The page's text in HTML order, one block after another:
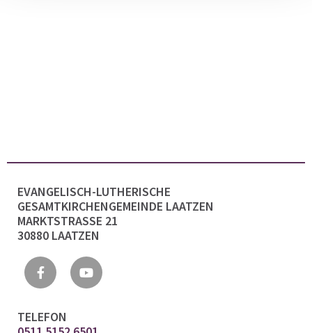
EVANGELISCH-LUTHERISCHE
GESAMTKIRCHENGEMEINDE LAATZEN
MARKTSTRASSE 21
30880 LAATZEN
TELEFON